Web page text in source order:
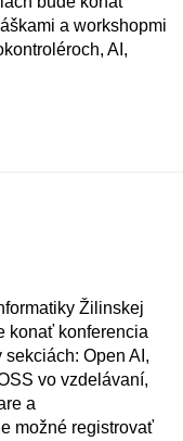
a workshopmi
AI,
Žilinskej
konať konferencia
Open AI,
vo vzdelávaní,
a
možné registrovať